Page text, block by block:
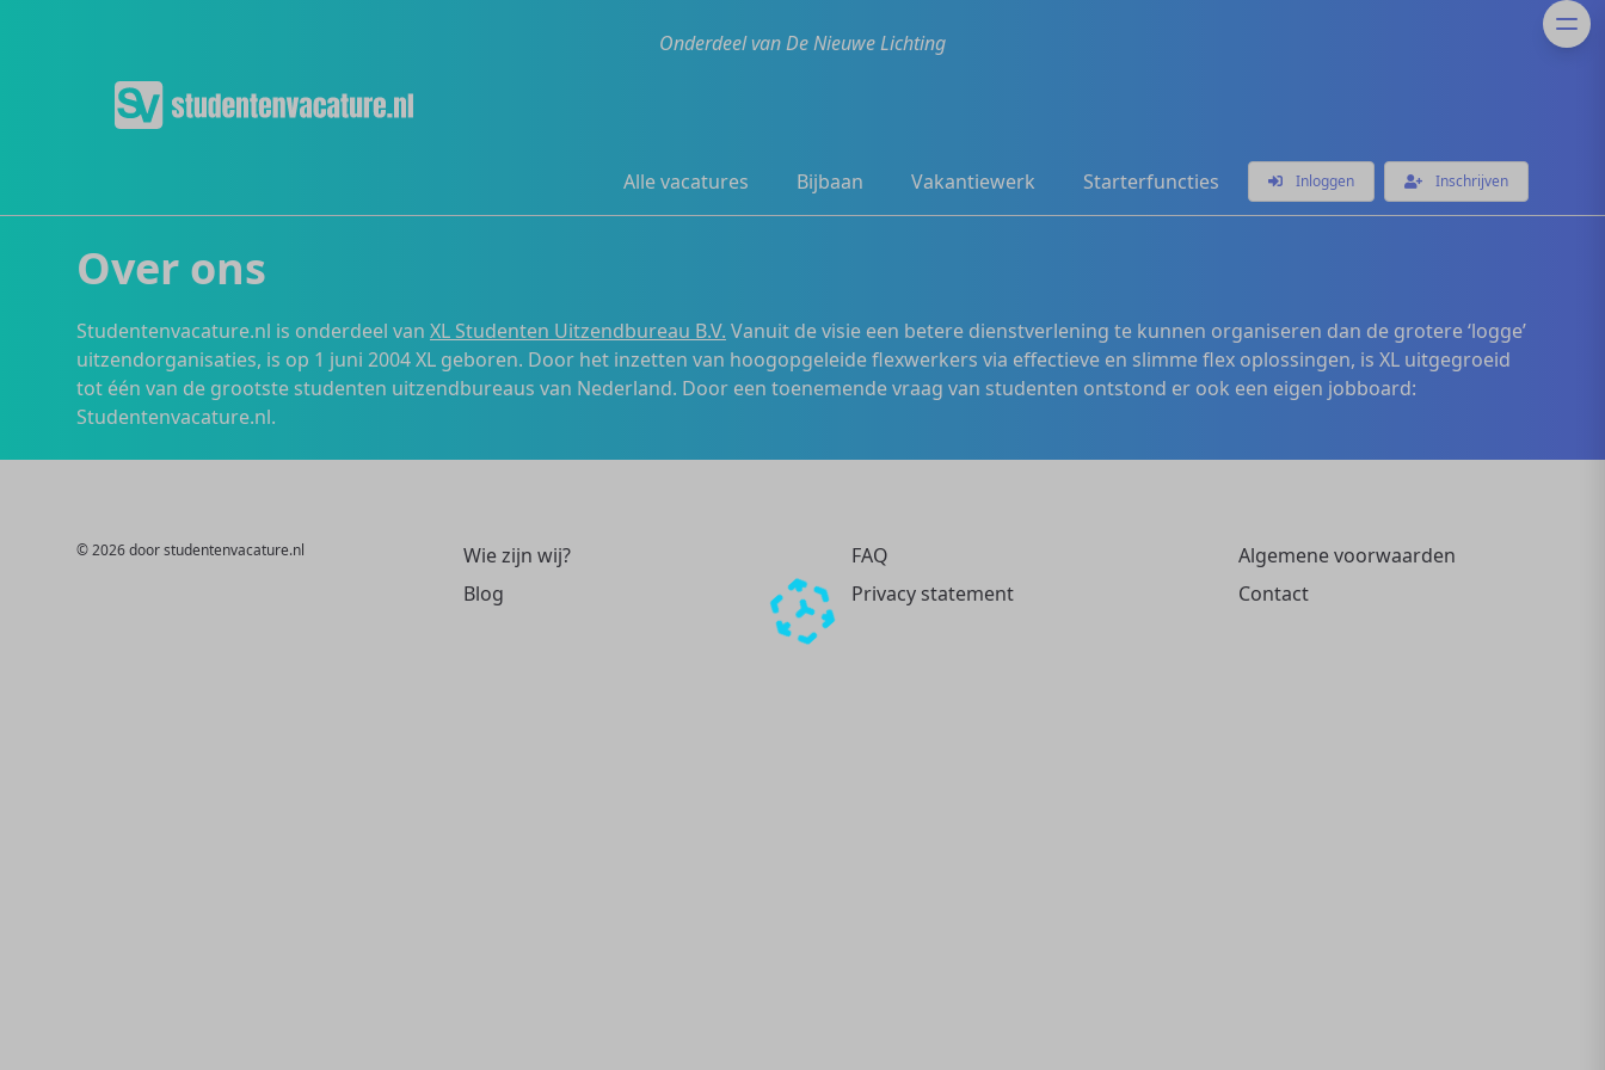
Onderdeel van De Nieuwe Lichting
Alle vacatures Bijbaan Vakantiewerk Starterfuncties Inloggen Inschrijven
Over ons
Studentenvacature.nl is onderdeel van XL Studenten Uitzendbureau B.V. Vanuit de visie een betere dienstverlening te kunnen organiseren dan de grotere ‘logge’
uitzendorganisaties, is op 1 juni 2004 XL geboren. Door het inzetten van hoogopgeleide flexwerkers via effectieve en slimme flex oplossingen, is XL uitgegroeid
tot één van de grootste studenten uitzendbureaus van Nederland. Door een toenemende vraag van studenten ontstond er ook een eigen jobboard:
Studentenvacature.nl.
© 2026 door studentenvacature.nl
Wie zijn wij?
Blog
FAQ
Privacy statement
Algemene voorwaarden
Contact